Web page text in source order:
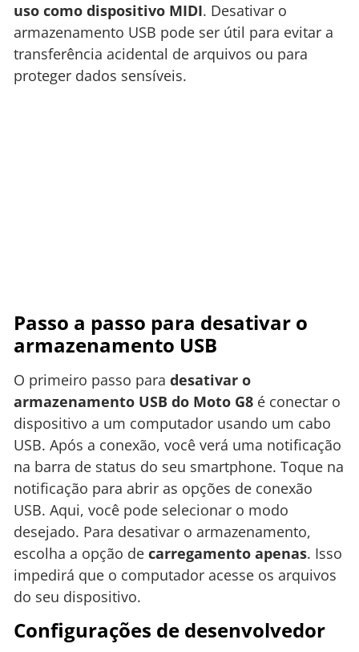
uso como dispositivo MIDI. Desativar o
armazenamento USB pode ser útil para evitar a
transferência acidental de arquivos ou para
proteger dados sensíveis.
Passo a passo para desativar o
armazenamento USB
O primeiro passo para desativar o
armazenamento USB do Moto G8 é conectar o
dispositivo a um computador usando um cabo
USB. Após a conexão, você verá uma notificação
na barra de status do seu smartphone. Toque na
notificação para abrir as opções de conexão
USB. Aqui, você pode selecionar o modo
desejado. Para desativar o armazenamento,
escolha a opção de carregamento apenas. Isso
impedirá que o computador acesse os arquivos
do seu dispositivo.
Configurações de desenvolvedor